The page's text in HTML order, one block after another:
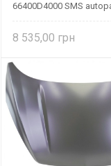
66400D4000 SMS
8 535,00